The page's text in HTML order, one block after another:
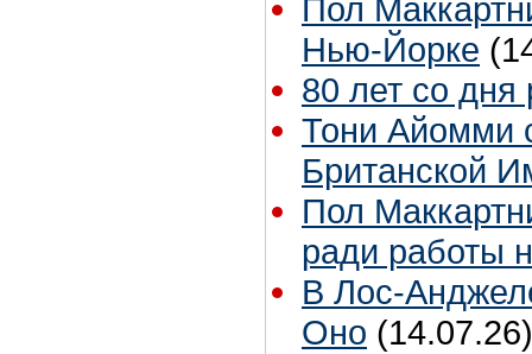
Пол
Нью-Йорке
80 лет со
Тони Айомми
Британской
Пол
ради работы
В Лос-
Оно (14.07.26)